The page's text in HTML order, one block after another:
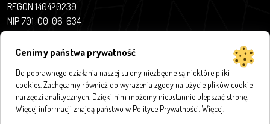
Cenimy państwa prywatność
Do poprawnego działania naszej strony niezbędne są niektóre pliki
cookies. Zachęcamy również do wyrażenia zgody na użycie plików cookie
narzędzi analitycznych. Dzięki nim możemy nieustannie ulepszać stronę.
Więcej informacji znajdą państwo w Polityce Prywatności. Więcej
REGON 140420239
NIP 701-00-06-634
O nas
Projekty badawcze
Publikacje
Bazy i aplikacje
Innymi słowy